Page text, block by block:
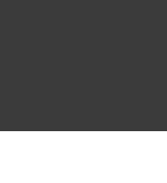
variété et vendeur
vous y trouverez de